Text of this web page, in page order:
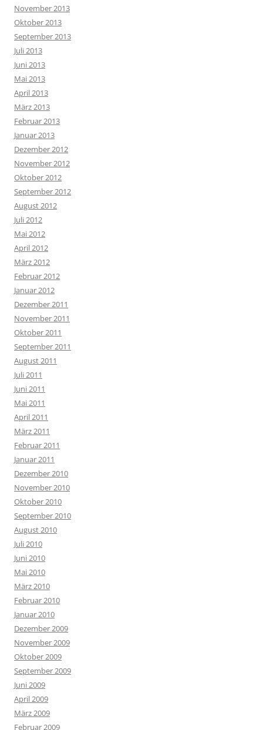
November 2013
Oktober 2013
September 2013
Juli 2013
Juni 2013
Mai 2013
April 2013
März 2013
Februar 2013
Januar 2013
Dezember 2012
November 2012
Oktober 2012
September 2012
August 2012
Juli 2012
Mai 2012
April 2012
März 2012
Februar 2012
Januar 2012
Dezember 2011
November 2011
Oktober 2011
September 2011
August 2011
Juli 2011
Juni 2011
Mai 2011
April 2011
März 2011
Februar 2011
Januar 2011
Dezember 2010
November 2010
Oktober 2010
September 2010
August 2010
Juli 2010
Juni 2010
Mai 2010
März 2010
Februar 2010
Januar 2010
Dezember 2009
November 2009
Oktober 2009
September 2009
Juni 2009
April 2009
März 2009
Februar 2009